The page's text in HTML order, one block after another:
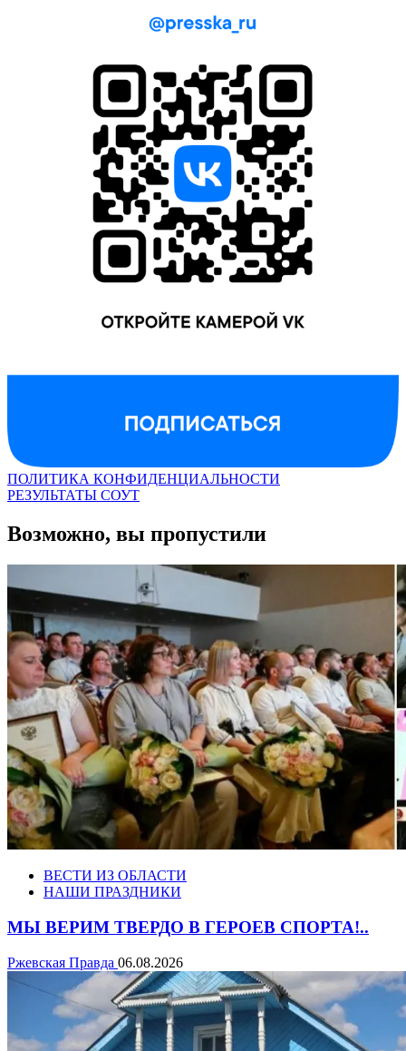
ПОЛИТИКА КОНФИДЕНЦИАЛЬНОСТИ
РЕЗУЛЬТАТЫ СОУТ
Возможно, вы пропустили
ВЕСТИ ИЗ ОБЛАСТИ
НАШИ ПРАЗДНИКИ
МЫ ВЕРИМ ТВЕРДО В ГЕРОЕВ СПОРТА!..
Ржевская Правда 06.08.2026